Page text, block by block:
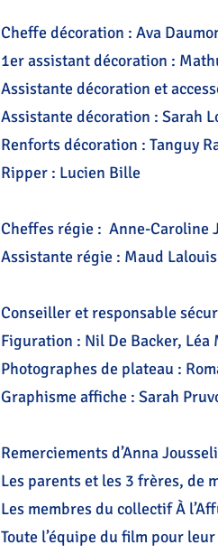
Cheffe décoration : Ava
1er assistant décoration :
Assistante décoration et
Assistante décoration : Sarah
Renforts décoration : Tanguy
Ripper : Lucien Bille
Cheffes régie : Anne-Caroline
Assistante régie : Maud
Conseiller et responsable
Figuration : Nil De Backer,
Photographes de plateau :
Graphisme affiche : Sarah
Remerciements d’Anna
Les parents et les 3 frères, de
Les membres du collectif À
Toute l’équipe du film pour